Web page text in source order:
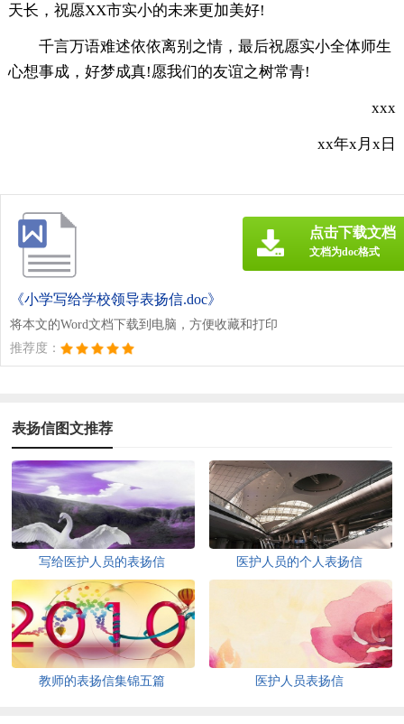
天长，祝愿XX市实小的未来更加美好!
千言万语难述依依离别之情，最后祝愿实小全体师生
心想事成，好梦成真!愿我们的友谊之树常青!
xxx
xx年x月x日
《小学写给学校领导表扬信.doc》
将本文的Word文档下载到电脑，方便收藏和打印
推荐度：
点击下载文档
文档为doc格式
表扬信图文推荐
写给医护人员的表扬信 医护人员的个人表扬信
教师的表扬信集锦五篇 医护人员表扬信